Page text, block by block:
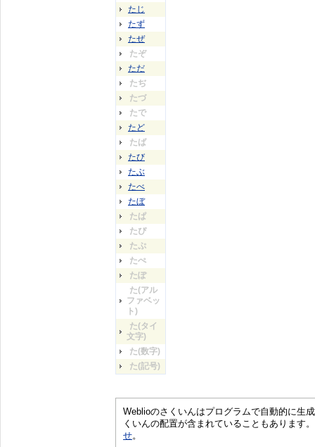
たじ
たず
たぜ
たぞ
ただ
たぢ
たづ
たで
たど
たば
たび
たぶ
たべ
たぼ
たぱ
たぴ
たぷ
たぺ
たぽ
た(アル
ファベッ
ト)
た(タイ
文字)
た(数字)
た(記号)
Weblioのさくいんはプログラムで自動的に生
くいんの配置が含まれていることもあります
せ。